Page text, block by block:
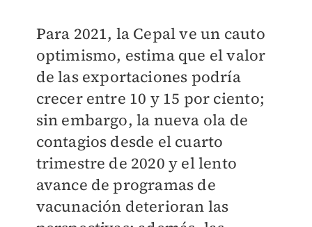
Para 2021, la Cepal ve un cauto
optimismo, estima que el valor
de las exportaciones podría
crecer entre 10 y 15 por ciento;
sin embargo, la nueva ola de
contagios desde el cuarto
trimestre de 2020 y el lento
avance de programas de
vacunación deterioran las